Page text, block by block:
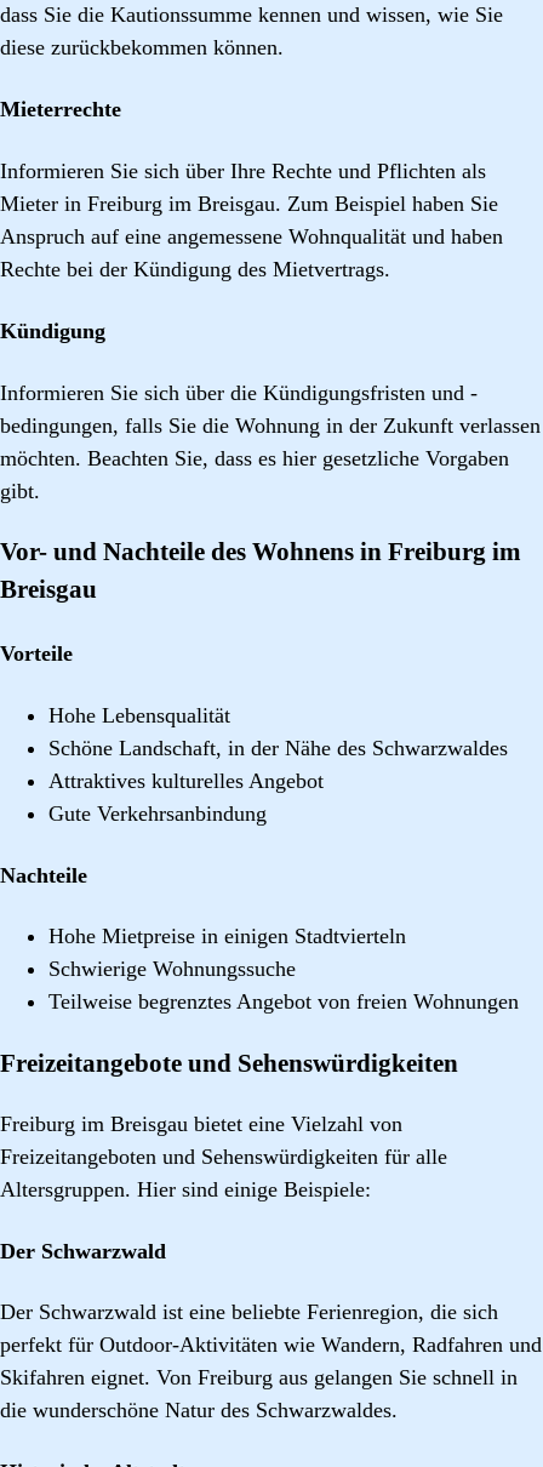
dass Sie die Kautionssumme kennen und wissen, wie Sie
diese zurückbekommen können.
Mieterrechte
Informieren Sie sich über Ihre Rechte und Pflichten als
Mieter in Freiburg im Breisgau. Zum Beispiel haben Sie
Anspruch auf eine angemessene Wohnqualität und haben
Rechte bei der Kündigung des Mietvertrags.
Kündigung
Informieren Sie sich über die Kündigungsfristen und -
bedingungen, falls Sie die Wohnung in der Zukunft verlassen
möchten. Beachten Sie, dass es hier gesetzliche Vorgaben
gibt.
Vor- und Nachteile des Wohnens in Freiburg im
Breisgau
Vorteile
Hohe Lebensqualität
Schöne Landschaft, in der Nähe des Schwarzwaldes
Attraktives kulturelles Angebot
Gute Verkehrsanbindung
Nachteile
Hohe Mietpreise in einigen Stadtvierteln
Schwierige Wohnungssuche
Teilweise begrenztes Angebot von freien Wohnungen
Freizeitangebote und Sehenswürdigkeiten
Freiburg im Breisgau bietet eine Vielzahl von
Freizeitangeboten und Sehenswürdigkeiten für alle
Altersgruppen. Hier sind einige Beispiele:
Der Schwarzwald
Der Schwarzwald ist eine beliebte Ferienregion, die sich
perfekt für Outdoor-Aktivitäten wie Wandern, Radfahren und
Skifahren eignet. Von Freiburg aus gelangen Sie schnell in
die wunderschöne Natur des Schwarzwaldes.